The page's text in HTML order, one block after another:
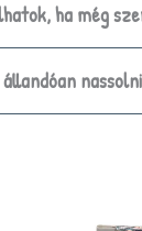
ha még